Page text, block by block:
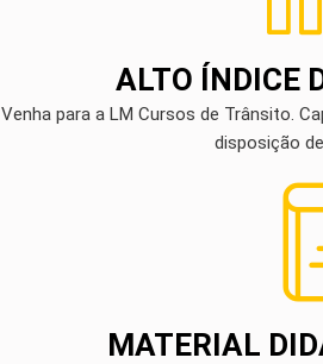
ALTO ÍNDICE
Venha para a LM Cursos de Trânsito.
disposição
MATERIAL